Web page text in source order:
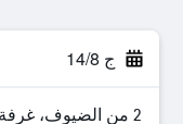
ج 14/8
2 من الضيوف، غرفة واحدة